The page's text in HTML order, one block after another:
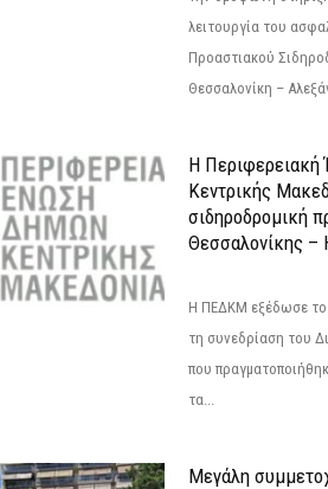
λειτουργία του
Προαστιακού
Θεσσαλονίκη –
Η
Κεντρικής
σιδηροδρομική
Θεσσαλονίκης –
Η ΠΕΔΚΜ εξέδωσε το
τη συνεδρίαση του
που
τα...
Μεγάλη